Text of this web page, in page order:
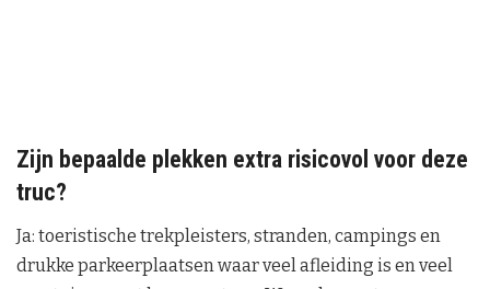
Zijn bepaalde plekken extra risicovol voor deze
truc?
Ja: toeristische trekpleisters, stranden, campings en
drukke parkeerplaatsen waar veel afleiding is en veel